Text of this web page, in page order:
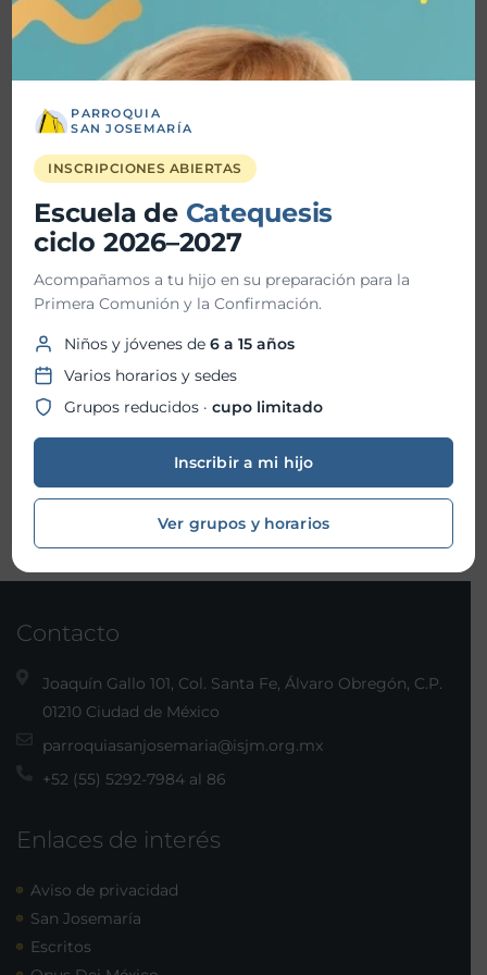
Detalles
Fecha inicio:09-12-2023
Fecha fin:09-12-2023
Hora inicio: 09:00 AM
Hora fin: 01:30 PM
Ubicación:
Contacto
Joaquín Gallo 101, Col. Santa Fe, Álvaro Obregón, C.P.
01210 Ciudad de México
parroquiasanjosemaria@isjm.org.mx
+52 (55) 5292-7984 al 86
Enlaces de interés
Aviso de privacidad
San Josemaría
Escritos
PARROQUIA
SAN JOSEMARÍA
INSCRIPCIONES ABIERTAS
Escuela de Catequesis
ciclo 2026–2027
Acompañamos a tu hijo en su preparación para la
Primera Comunión y la Confirmación.
Niños y jóvenes de6 a 15 años
Varios horarios y sedes
Grupos reducidos ·cupo limitado
Inscribir a mi hijo
Ver grupos y horarios